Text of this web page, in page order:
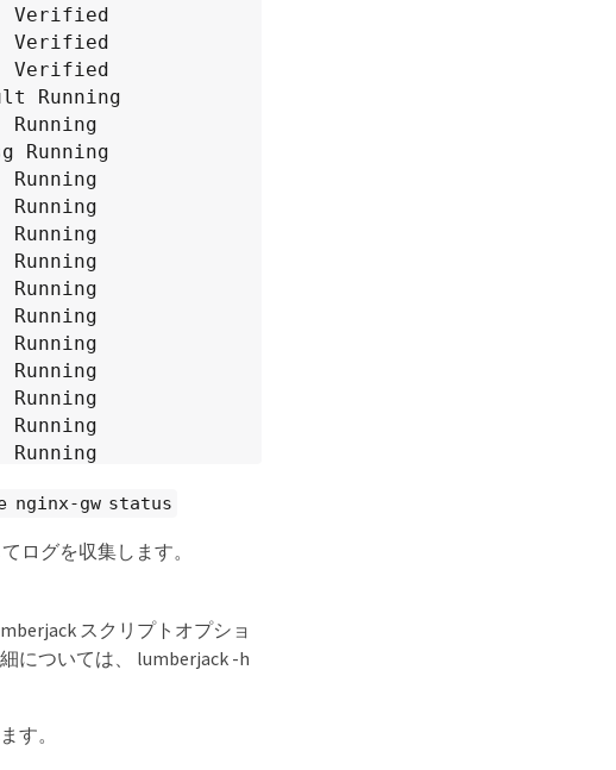
Verified
Running
Running
nginx-gw status
ログを収集します。
スクリプトオプショ
については、 lumberjack -h
す。